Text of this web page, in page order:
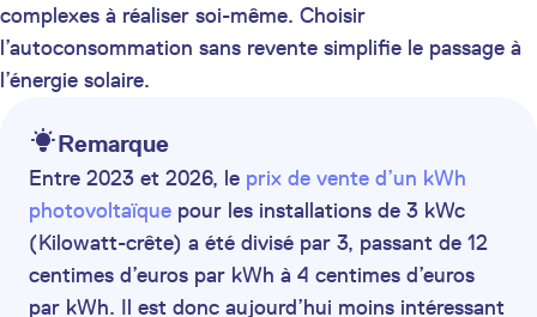
complexes à réaliser soi-même. Choisir
l’autoconsommation sans revente simplifie le passage à
l’énergie solaire.
Remarque
Entre 2023 et 2026, le prix de vente d’un kWh
photovoltaïque pour les installations de 3 kWc
(Kilowatt-crête) a été divisé par 3, passant de 12
centimes d’euros par kWh à 4 centimes d’euros
par kWh. Il est donc aujourd’hui moins intéressant